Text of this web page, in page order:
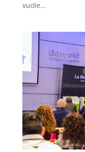
vuole...